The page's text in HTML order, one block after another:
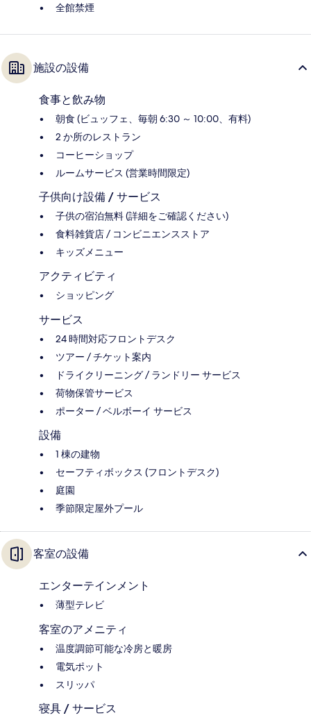
全館禁煙
施設の設備
食事と飲み物
朝食 (ビュッフェ、毎朝 6:30 ～ 10:00、有料)
2 か所のレストラン
コーヒーショップ
ルームサービス (営業時間限定)
子供向け設備 / サービス
子供の宿泊無料 (詳細をご確認ください)
食料雑貨店 / コンビニエンスストア
キッズメニュー
アクティビティ
ショッピング
サービス
24 時間対応フロントデスク
ツアー / チケット案内
ドライクリーニング / ランドリー サービス
荷物保管サービス
ポーター / ベルボーイ サービス
設備
1 棟の建物
セーフティボックス (フロントデスク)
庭園
季節限定屋外プール
客室の設備
エンターテインメント
薄型テレビ
客室のアメニティ
温度調節可能な冷房と暖房
電気ポット
スリッパ
寝具 / サービス